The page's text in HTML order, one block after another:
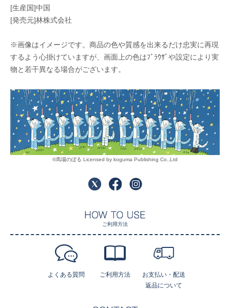
[生産国]中国
[発売元]林株式会社
※画像はイメージです。商品の色や質感を出来るだけ忠実に再現
するよう心掛けていますが、画面上の色はﾌﾞﾗｳｻﾞや設定により実
物と若干異なる場合がございます。
©馬場のぼる Licensed by koguma Publishing Co.,Ltd
ご利用方法
よくある質問 ご利用方法
お支払い・配送
返品について